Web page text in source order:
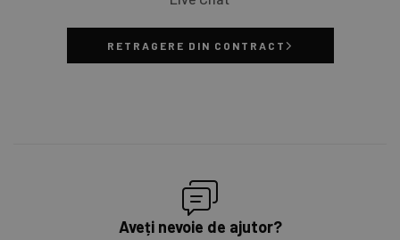
RETRAGERE DIN CONTRACT
Aveți nevoie de ajutor?